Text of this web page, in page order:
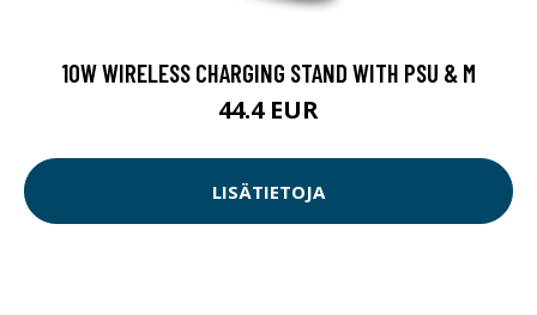
10W WIRELESS CHARGING STAND WITH PSU & M
44.4 EUR
LISÄTIETOJA